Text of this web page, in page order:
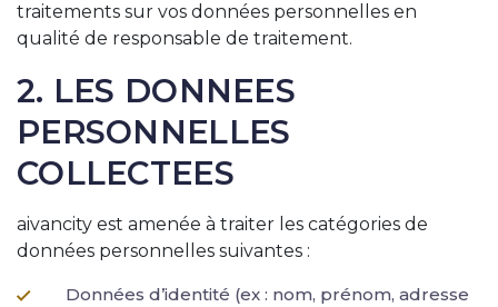
traitements sur vos données personnelles en
qualité de responsable de traitement.
2. LES DONNEES
PERSONNELLES
COLLECTEES
aivancity est amenée à traiter les catégories de
données personnelles suivantes :
Données d’identité (ex : nom, prénom, adresse